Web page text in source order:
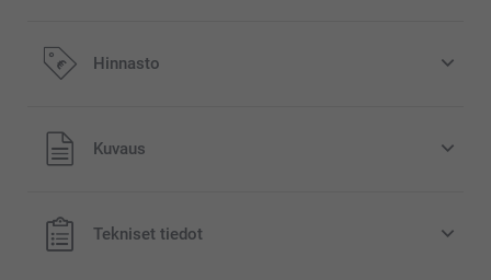
Nauti joulusta ihanalla joulumukilla!
Hinnasto
Kaikki hinnat ovat euroina, sisältävät arvonlisäveron ja
eivät sisällä postikuluja.
Kuvaus
Tekniset tiedot